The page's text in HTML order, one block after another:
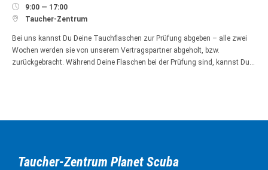
 9:00 — 17:00
 Taucher-Zentrum
Bei uns kannst Du Deine Tauchflaschen zur Prüfung abgeben – alle zwei
Wochen werden sie von unserem Vertragspartner abgeholt, bzw.
zurückgebracht. Während Deine Flaschen bei der Prüfung sind, kannst Du…
Taucher-Zentrum Planet Scuba